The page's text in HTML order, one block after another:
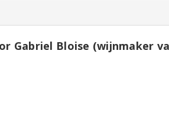
Gabriel Bloise (wijnmaker